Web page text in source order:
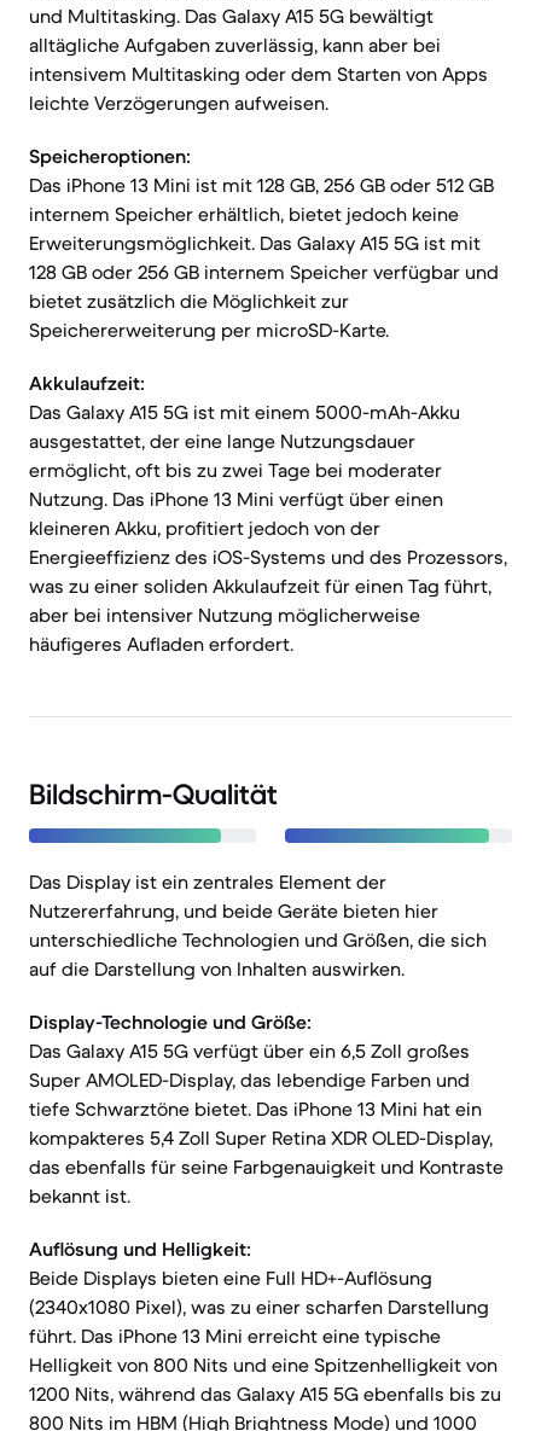
und Multitasking. Das Galaxy A15 5G bewältigt
alltägliche Aufgaben zuverlässig, kann aber bei
intensivem Multitasking oder dem Starten von Apps
leichte Verzögerungen aufweisen.
Speicheroptionen:
Das iPhone 13 Mini ist mit 128 GB, 256 GB oder 512 GB
internem Speicher erhältlich, bietet jedoch keine
Erweiterungsmöglichkeit. Das Galaxy A15 5G ist mit
128 GB oder 256 GB internem Speicher verfügbar und
bietet zusätzlich die Möglichkeit zur
Speichererweiterung per microSD-Karte.
Akkulaufzeit:
Das Galaxy A15 5G ist mit einem 5000-mAh-Akku
ausgestattet, der eine lange Nutzungsdauer
ermöglicht, oft bis zu zwei Tage bei moderater
Nutzung. Das iPhone 13 Mini verfügt über einen
kleineren Akku, profitiert jedoch von der
Energieeffizienz des iOS-Systems und des Prozessors,
was zu einer soliden Akkulaufzeit für einen Tag führt,
aber bei intensiver Nutzung möglicherweise
häufigeres Aufladen erfordert.
Bildschirm-Qualität
Das Display ist ein zentrales Element der
Nutzererfahrung, und beide Geräte bieten hier
unterschiedliche Technologien und Größen, die sich
auf die Darstellung von Inhalten auswirken.
Display-Technologie und Größe:
Das Galaxy A15 5G verfügt über ein 6,5 Zoll großes
Super AMOLED-Display, das lebendige Farben und
tiefe Schwarztöne bietet. Das iPhone 13 Mini hat ein
kompakteres 5,4 Zoll Super Retina XDR OLED-Display,
das ebenfalls für seine Farbgenauigkeit und Kontraste
bekannt ist.
Auflösung und Helligkeit:
Beide Displays bieten eine Full HD+-Auflösung
(2340x1080 Pixel), was zu einer scharfen Darstellung
führt. Das iPhone 13 Mini erreicht eine typische
Helligkeit von 800 Nits und eine Spitzenhelligkeit von
1200 Nits, während das Galaxy A15 5G ebenfalls bis zu
800 Nits im HBM (High Brightness Mode) und 1000